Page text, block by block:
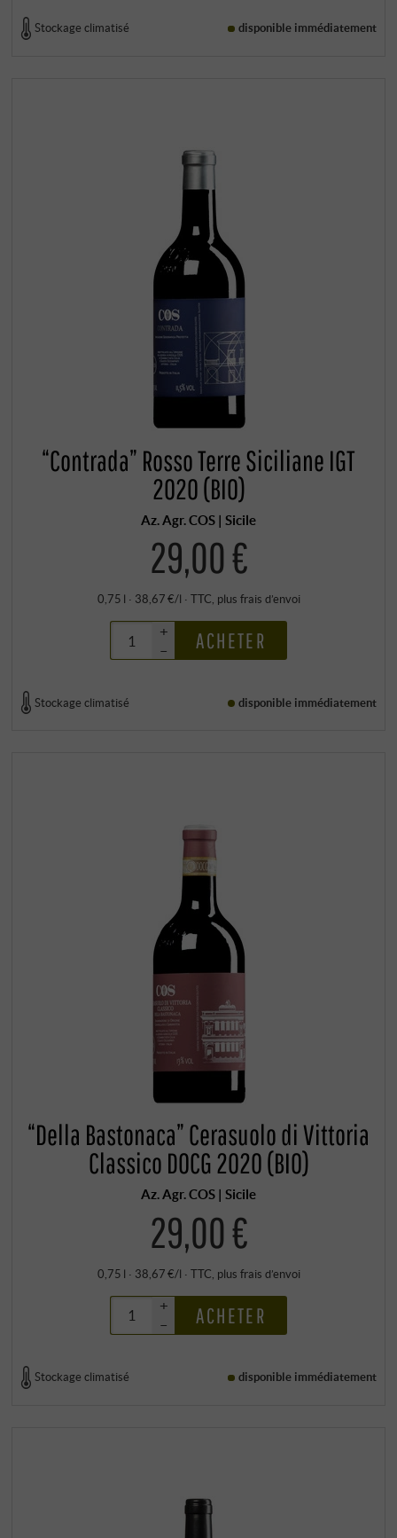
Stockage climatisé disponible immédiatement
“Contrada” Rosso Terre Siciliane IGT
2020 (BIO)
Az. Agr. COS | Sicile
29,00 €
0,75 l · 38,67 €/l · TTC, plus frais d’envoi
+
–
ACHETER
Stockage climatisé disponible immédiatement
“Della Bastonaca” Cerasuolo di Vittoria
Classico DOCG 2020 (BIO)
Az. Agr. COS | Sicile
29,00 €
0,75 l · 38,67 €/l · TTC , plus frais d’envoi
+
–
ACHETER
Stockage climatisé disponible immédiatement